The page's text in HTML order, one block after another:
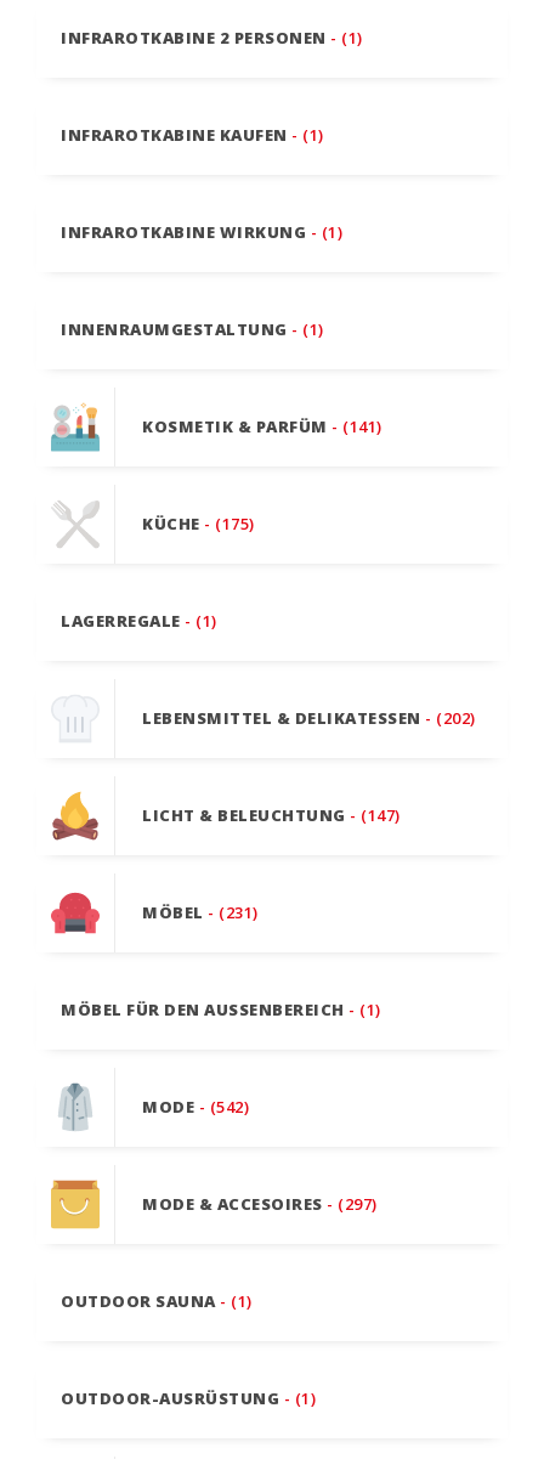
INFRAROTKABINE 2 PERSONEN - (1)
INFRAROTKABINE KAUFEN - (1)
INFRAROTKABINE WIRKUNG - (1)
INNENRAUMGESTALTUNG - (1)
KOSMETIK & PARFÜM - (141)
KÜCHE - (175)
LAGERREGALE - (1)
LEBENSMITTEL & DELIKATESSEN - (202)
LICHT & BELEUCHTUNG - (147)
MÖBEL - (231)
MÖBEL FÜR DEN AUSSENBEREICH - (1)
MODE - (542)
MODE & ACCESOIRES - (297)
OUTDOOR SAUNA - (1)
OUTDOOR-AUSRÜSTUNG - (1)